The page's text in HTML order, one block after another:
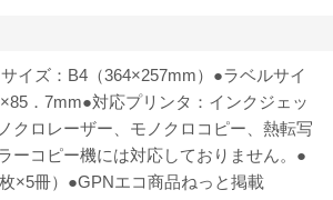
イズ：B4（364×257mm）●ラベルサイ
．7mm●対応プリンタ：インクジェッ
クロレーザー、モノクロコピー、熱転写
ーコピー機には対応しておりません。●
×5冊）●GPNエコ商品ねっと掲載